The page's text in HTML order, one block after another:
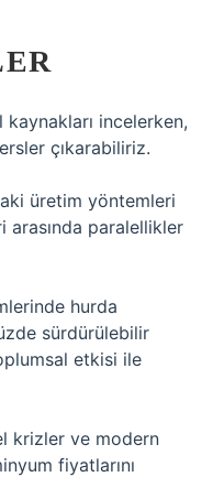
incelerken,
çıkarabiliriz.
üretim yöntemleri
arasında paralellikler
hurda
sürdürülebilir
etkisi ile
krizler ve modern
fiyatlarını